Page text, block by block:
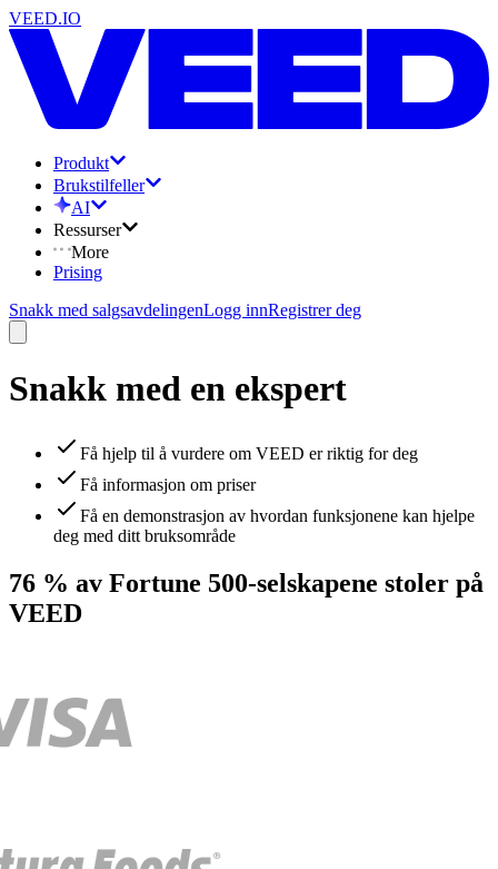
VEED.IO
Produkt
Brukstilfeller
AI
Ressurser
More
Prising
Snakk med salgsavdelingenLogg innRegistrer deg
Snakk med en ekspert
Få hjelp til å vurdere om VEED er riktig for deg
Få informasjon om priser
Få en demonstrasjon av hvordan funksjonene kan hjelpe
deg med ditt bruksområde
76 % av Fortune 500-selskapene stoler på
VEED